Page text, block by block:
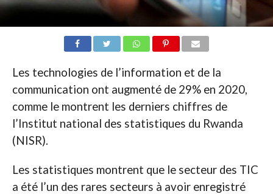
Les technologies de l’information et de la
communication ont augmenté de 29% en 2020,
comme le montrent les derniers chiffres de
l’Institut national des statistiques du Rwanda
(NISR).
Les statistiques montrent que le secteur des TIC
a été l’un des rares secteurs à avoir enregistré